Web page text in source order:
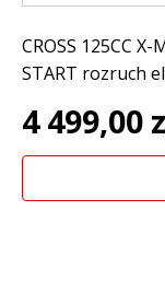
CROSS 125CC
START rozruch
4 499,00